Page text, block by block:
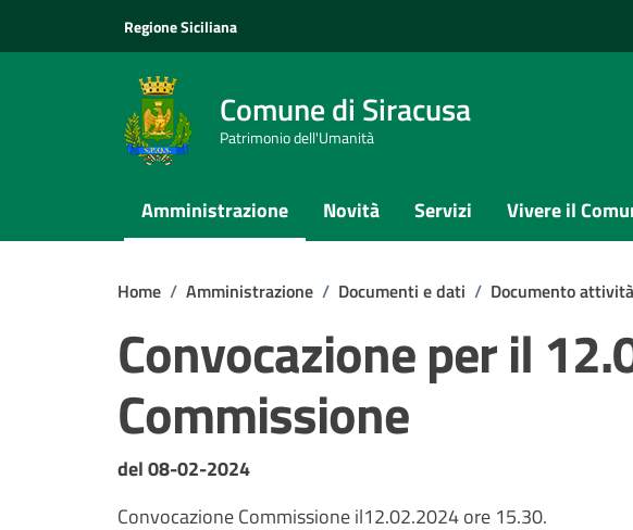
Regione Siciliana
Comune di Siracusa
Patrimonio dell'Umanità
Amministrazione Novità Servizi Vivere il
Home / Amministrazione / Documenti e dati / Documento
Convocazione per il
Commissione
Dettagli del documento
del 08-02-2024
Convocazione Commissione il12.02.2024 ore 15.30.